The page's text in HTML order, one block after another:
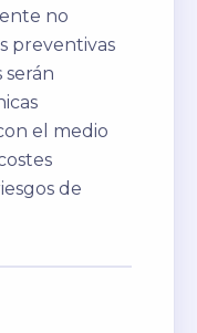
no
preventivas
serán
el medio
de